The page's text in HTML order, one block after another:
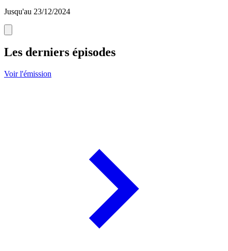
Jusqu'au 23/12/2024
Les derniers épisodes
Voir l'émission